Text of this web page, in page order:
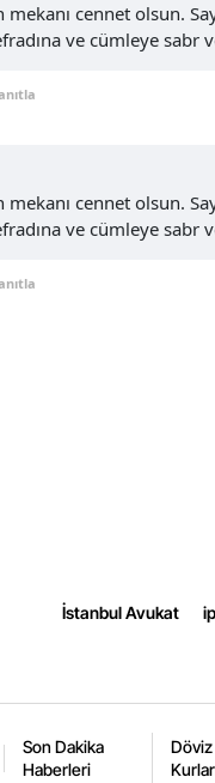
cennet olsun.
ve cümleye sabr
cennet olsun.
ve cümleye sabr
İstanbul Avukat
Son Dakika
Haberleri
Döviz